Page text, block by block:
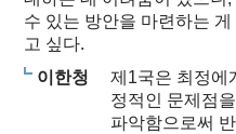
수 있는 방안을 마련하는
고 싶다.
이한청
제1국은 최정에
정적인 문제점
파악함으로써